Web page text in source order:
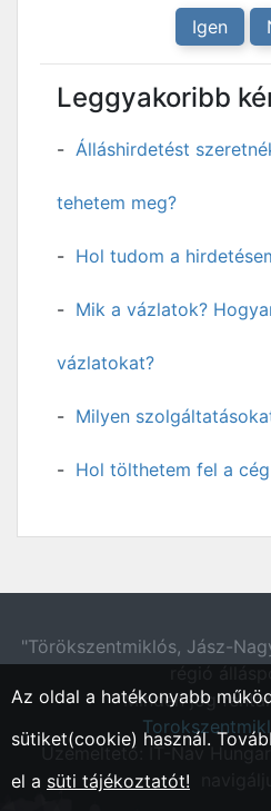
Igen
Leggyakoribb
Álláshirdetést
tehetem meg?
Hol tudom a
Mik a vázlatok?
vázlatokat?
Milyen
Hol tölthetem fel a
"Törökszentmiklós, Jász-
Minden jog
Üzemeltető: IT-Nav
Az oldal a hatékonyabb
sütiket(cookie) használ.
el a süti tájékoztatót!